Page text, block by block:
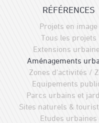
RÉFÉRENCES
Projets en image
Tous les projets
Extensions
Aménagements
Zones d'activités /
Equipements
Parcs urbains et
Sites naturels &
Etudes urbaines